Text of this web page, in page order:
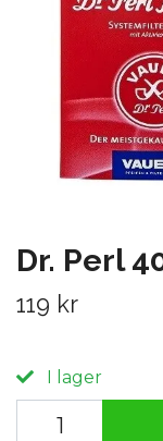
Dr. Perl
119 kr
I lager